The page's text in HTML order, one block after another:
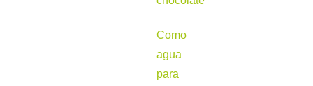
Como
agua
para